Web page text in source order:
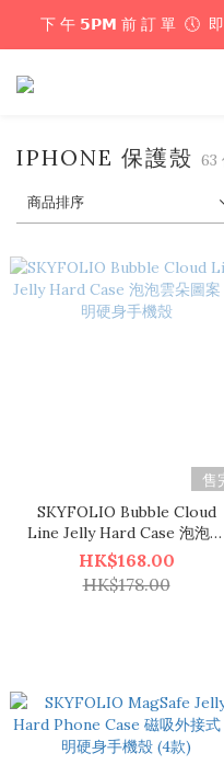
下 午 𝟱𝗣𝗠 前 訂 單  🕔  即
下 午 𝟱𝗣𝗠 前 訂 單  🕔  即
📦 購 物 滿 $𝟲𝟬𝟬 即 享
下 午 𝟱𝗣𝗠 前 訂 單  🕔  即
IPHONE 保護殼 63
商品排序
售
SKYFOLIO Bubble Cloud
Line Jelly Hard Case 泡泡雲
朵圖案 透明硬身手機殼
HK$168.00
HK$178.00